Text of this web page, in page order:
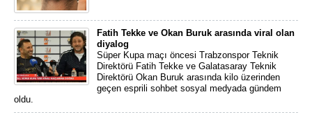
Fatih Tekke ve Okan Buruk arasında viral olan
diyalog
Süper Kupa maçı öncesi Trabzonspor Teknik
Direktörü Fatih Tekke ve Galatasaray Teknik
Direktörü Okan Buruk arasında kilo üzerinden
geçen esprili sohbet sosyal medyada gündem
oldu.